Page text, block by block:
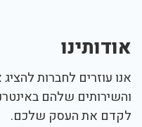
אודותינו
אנו עוזרים לחברות
והשירותים שלהם
לקדם את העסק שלכם.